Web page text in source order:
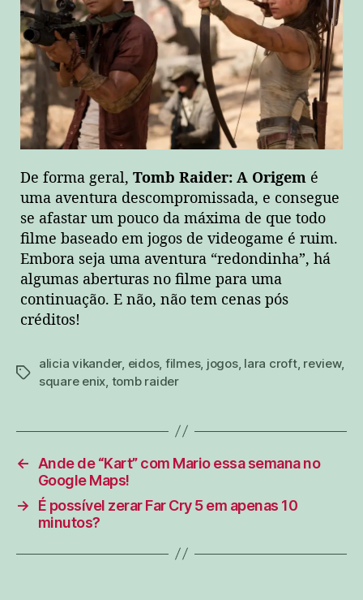
De forma geral, Tomb Raider: A Origem é
uma aventura descompromissada, e consegue
se afastar um pouco da máxima de que todo
filme baseado em jogos de videogame é ruim.
Embora seja uma aventura “redondinha”, há
algumas aberturas no filme para uma
continuação. E não, não tem cenas pós
créditos!
tags
alicia vikander, eidos, filmes, jogos, lara croft, review,
square enix tomb raider
←
Ande de “Kart” com Mario essa semana no
Google Maps!
→
É possível zerar Far Cry 5 em apenas 10
minutos?